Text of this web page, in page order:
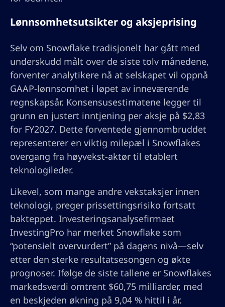
Lønnsomhetsutsikter og aksjeprising
Selv om Snowflake tradisjonelt har gått med
underskudd målt over de siste tolv månedene,
forventer analytikere nå at selskapet vil oppnå
GAAP-lønnsomhet i løpet av inneværende
regnskapsår. Konsensusestimatene legger til
grunn en justert inntjening per aksje på $2,83
for FY2027. Dette forventede gjennombruddet
representerer en viktig milepæl i Snowflakes
overgang fra høyvekst-aktør til etablert
teknologileder.
Likevel, som mange andre vekstaksjer innen
teknologi, preger prissettingsrisiko fortsatt
bakteppet. Investeringsanalysefirmaet
InvestingPro har merket Snowflake som
“potensielt overvurdert” på dagens nivå—selv
etter den sterke resultatsesongen og økte
prognoser. Ifølge de siste tallene er Snowflakes
markedsverdi omtrent $60,75 milliarder, med
en beskjeden økning på 9,04 % hittil i år.